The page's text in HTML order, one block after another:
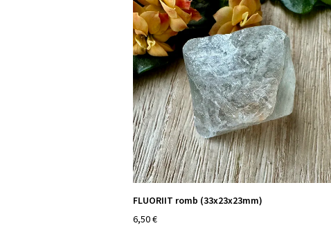
FLUORIIT romb (33x23x23mm)
6,50 €